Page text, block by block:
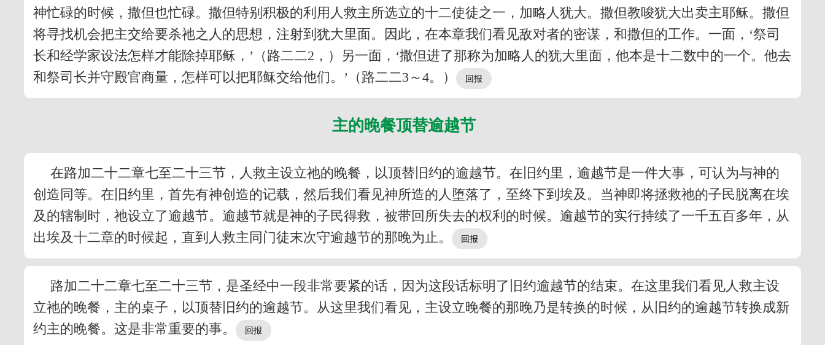
神忙碌的时候，撒但也忙碌。撒但特别积极的利用人救主所选立的十二使徒之一，加略人犹大。撒但教唆犹大出卖主耶稣。撒但
将寻找机会把主交给要杀祂之人的思想，注射到犹大里面。因此，在本章我们看见敌对者的密谋，和撒但的工作。一面，‘祭司
长和经学家设法怎样才能除掉耶稣，’（路二二2，）另一面，‘撒但进了那称为加略人的犹大里面，他本是十二数中的一个。他去
和祭司长并守殿官商量，怎样可以把耶稣交给他们。’（路二二3～4。）
主的晚餐顶替逾越节
在路加二十二章七至二十三节，人救主设立祂的晚餐，以顶替旧约的逾越节。在旧约里，逾越节是一件大事，可认为与神的
创造同等。在旧约里，首先有神创造的记载，然后我们看见神所造的人堕落了，至终下到埃及。当神即将拯救祂的子民脱离在埃
及的辖制时，祂设立了逾越节。逾越节就是神的子民得救，被带回所失去的权利的时候。逾越节的实行持续了一千五百多年，从
出埃及十二章的时候起，直到人救主同门徒末次守逾越节的那晚为止。
路加二十二章七至二十三节，是圣经中一段非常要紧的话，因为这段话标明了旧约逾越节的结束。在这里我们看见人救主设
立祂的晚餐，主的桌子，以顶替旧约的逾越节。从这里我们看见，主设立晚餐的那晚乃是转换的时候，从旧约的逾越节转换成新
约主的晚餐。这是非常重要的事。